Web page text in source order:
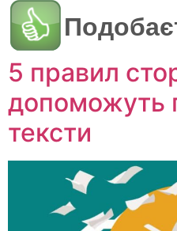
5 правил
допоможуть
тексти